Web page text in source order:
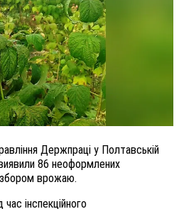
Держпраці у Полтавській
86 неоформлених
врожаю.
інспекційного